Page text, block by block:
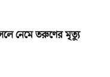
নেমে তরুণের মৃত্যু